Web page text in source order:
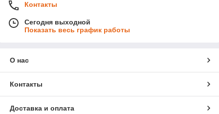
Контакты
Сегодня выходной
Показать весь график работы
О нас
Контакты
Доставка и оплата